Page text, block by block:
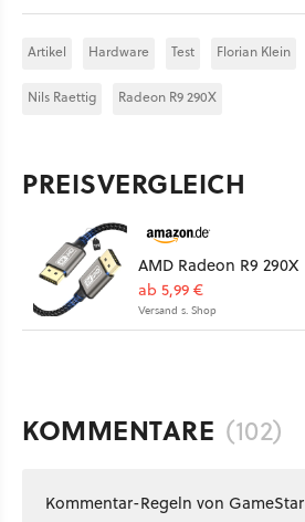
Artikel Hardware Test Florian Klein
Nils Raettig Radeon R9 290X
PREISVERGLEICH
AMD Radeon R9 290X
ab 5,99 €
Versand s. Shop
KOMMENTARE (102)
Kommentar-Regeln von GameStar